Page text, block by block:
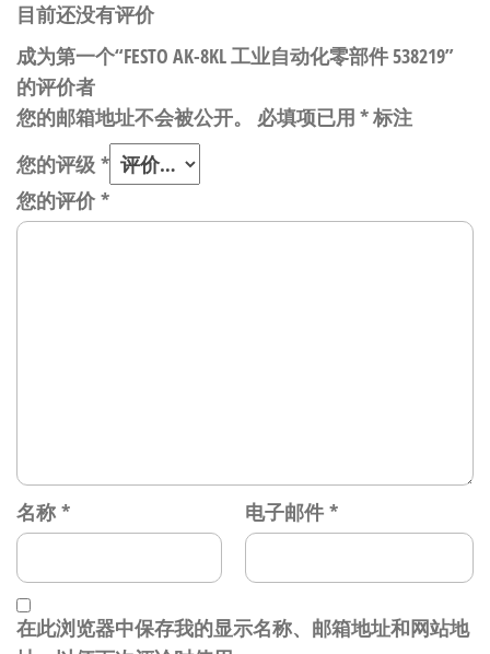
目前还没有评价
成为第一个“FESTO AK-8KL 工业自动化零部件 538219”
的评价者
您的邮箱地址不会被公开。
必填项已用 *标注
您的评级 *
您的评价*
名称 * 电子邮件 *
在此浏览器中保存我的显示名称、邮箱地址和网站地